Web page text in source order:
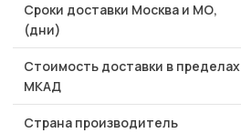
Сроки доставки Москва и МО,
(дни)
Стоимость доставки в пределах
МКАД
Страна производитель